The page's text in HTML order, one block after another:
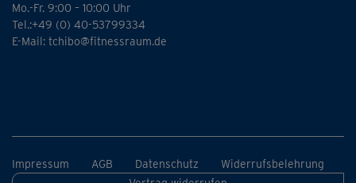
Mo.-Fr. 9:00 – 10:00 Uhr
Tel.:+49 (0) 40-53799334
E-Mail: tchibo@fitnessraum.de
Impressum AGB Datenschutz
Widerrufsbelehrung